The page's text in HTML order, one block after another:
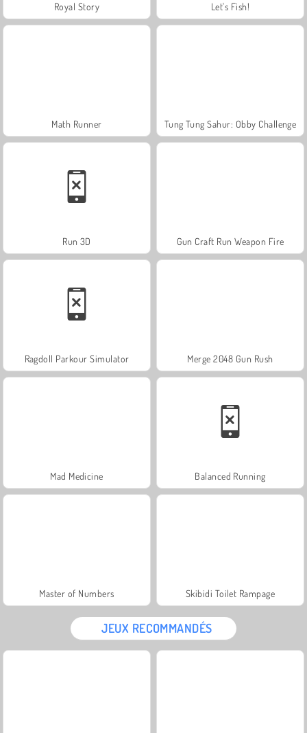
Royal Story Let's Fish!
Math Runner Tung Tung Sahur: Obby Challenge
Run 3D Gun Craft Run Weapon Fire
Ragdoll Parkour Simulator Merge 2048 Gun Rush
Mad Medicine Balanced Running
Master of Numbers Skibidi Toilet Rampage
JEUX RECOMMANDÉS